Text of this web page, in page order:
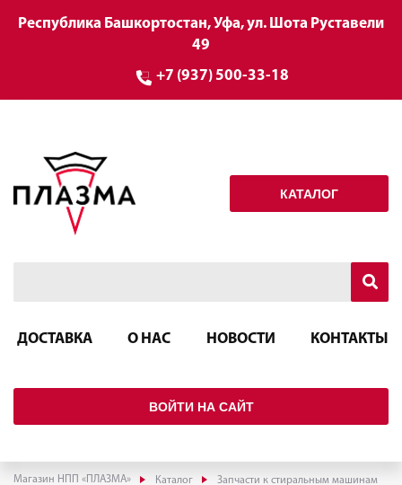
Республика Башкортостан, Уфа, ул. Шота Руставели
49
+7 (937) 500-33-18
КАТАЛОГ
ДОСТАВКА О НАС НОВОСТИ КОНТАКТЫ
ВОЙТИ НА САЙТ
Магазин НПП «ПЛАЗМА» Каталог
Запчасти к стиральным машинам